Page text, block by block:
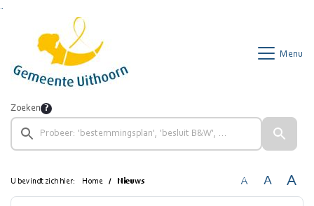
Menu
Zoeken
U bevindt zich hier: Home Nieuws A A A